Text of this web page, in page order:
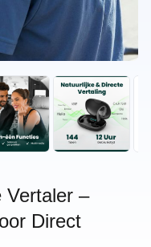
Vertaler –
Direct